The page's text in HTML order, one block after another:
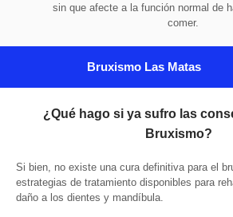
sin que afecte a la función normal de
comer.
Bruxismo Las Matas
¿Qué hago si ya sufro las
Bruxismo?
Si bien, no existe una cura definitiva para el
estrategias de tratamiento disponibles para
daño a los dientes y mandíbula.